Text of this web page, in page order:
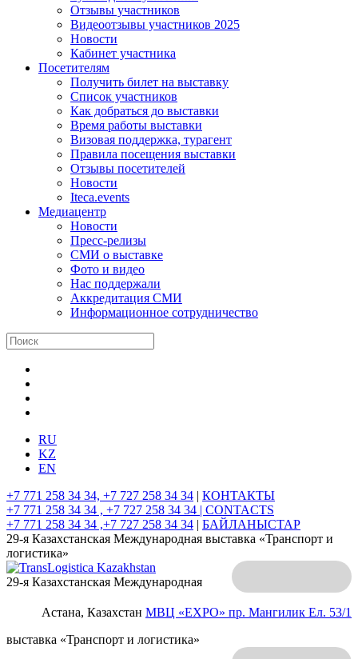
Отзывы участников
Видеоотзывы участников 2025
Новости
Кабинет участника
Посетителям
Получить билет на выставку
Список участников
Как добраться до выставки
Время работы выставки
Визовая поддержка, турагент
Правила посещения выставки
Отзывы посетителей
Новости
Iteca.events
Медиацентр
Новости
Пресс-релизы
СМИ о выставке
Фото и видео
Нас поддержали
Аккредитация СМИ
Информационное сотрудничество
RU
KZ
EN
+7 771 258 34 34, +7 727 258 34 34 | КОНТАКТЫ
+7 771 258 34 34 , +7 727 258 34 34 | CONTACTS
+7 771 258 34 34 ,+7 727 258 34 34 | БАЙЛАНЫСТАР
29-я Казахстанская Международная выставка «Транспорт и
логистика»
Астана, Казахстан МВЦ «EXPO» пр. Мангилик Ел. 53/1
29-я Казахстанская Международная
выставка «Транспорт и логистика»